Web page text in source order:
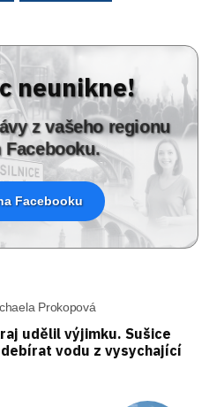
neunikne!
z vašeho regionu
Facebooku.
Facebooku
Prokopová
udělil výjimku. Sušice
vodu z vysychající